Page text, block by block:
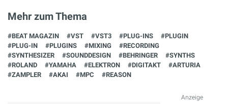
Mehr zum Thema
#BEAT MAGAZIN #VST #VST3 #PLUG-INS
#PLUGIN
#PLUG-IN
#PLUGINS #MIXING
#RECORDING
#SYNTHESIZER
#SOUNDDESIGN #BEHRINGER
#SYNTHS
#ROLAND
#YAMAHA #ELEKTRON #DIGITAKT
#ARTURIA
#ZAMPLER
#AKAI #MPC #REASON
Anzeige